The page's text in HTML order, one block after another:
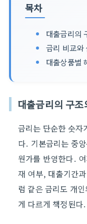
목차
대출금리의
금리 비교와
대출상품별
대출금리의 구
금리는 단순한 숫자
다. 기본금리는 중
원가를 반영한다.
재 여부, 대출기간
럼 같은 금리도 개
게 다르게 책정된다.